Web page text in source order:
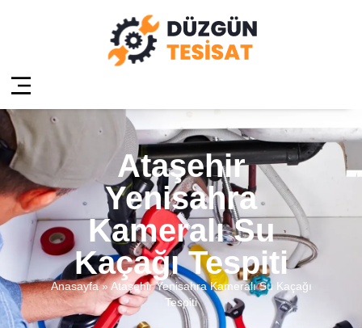
Ataşehir
Yenisahra
Kameralı Su
Kaçağı Tespiti
Anasayfa»Ataşehir Yenisahra Kameralı Su Kaçağı
Tespiti